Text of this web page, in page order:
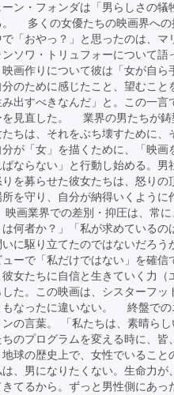
ン・フォンダは「男らしさの犠
。 多くの女優たちの映画界への
「おやっ？」と思ったのは、マ
ソワ・トリュフォーについて語
画作りについて彼は「女が自ら
のために感じたこと、望むこと
出すべきなんだ」と。この一言
を見直した。 業界の男たちが鋳
ちは、それをぶち壊すために、
が「女」を描くために、「映画
ならない」と行動し始める。男
を募らせた彼女たちは、怒りの
を守り、自分が納得いくように
画業界での差別・抑圧は、常に
何者か？」「私が求めているの
に駆り立てたのではないだろう
ーで「私だけではない」を確信
女たちに自信と生きていく力（
た。この映画は、シスターフッ
もなったに違いない。 終盤での
の言葉。 「私たちは、素晴らし
のプログラムを変える時に、皆
地球の歴史上で、女性でいること
、男になりたくない。生命力が
てるから。ずっと男性側にあっ